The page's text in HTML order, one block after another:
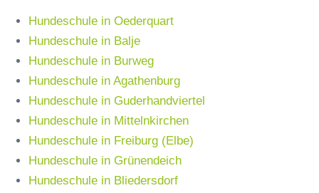
Hundeschule in Oederquart
Hundeschule in Balje
Hundeschule in Burweg
Hundeschule in Agathenburg
Hundeschule in Guderhandviertel
Hundeschule in Mittelnkirchen
Hundeschule in Freiburg (Elbe)
Hundeschule in Grünendeich
Hundeschule in Bliedersdorf